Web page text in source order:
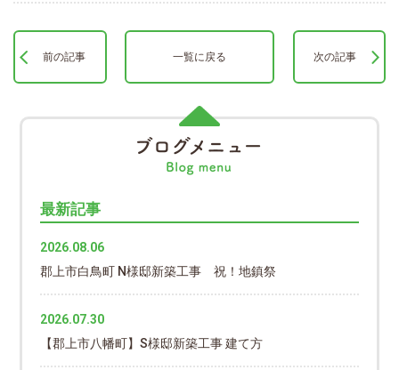
前の記事 一覧に戻る 次の記事
最新記事
2026.08.06
郡上市白鳥町 N様邸新築工事 祝！地鎮祭
2026.07.30
【郡上市八幡町】S様邸新築工事 建て方